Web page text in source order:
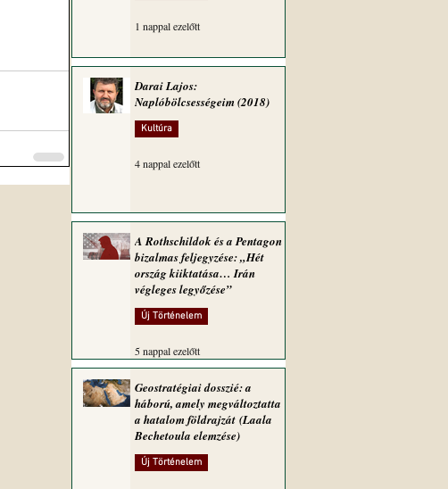
1 nappal ezelőtt
Darai Lajos:
Naplóbölcsességeim (2018)
Kultúra
4 nappal ezelőtt
A Rothschildok és a Pentagon
bizalmas feljegyzése: „Hét
ország kiiktatása… Irán
végleges legyőzése”
Új Történelem
5 nappal ezelőtt
Geostratégiai dosszié: a
háború, amely megváltoztatta
a hatalom földrajzát (Laala
Bechetoula elemzése)
Új Történelem